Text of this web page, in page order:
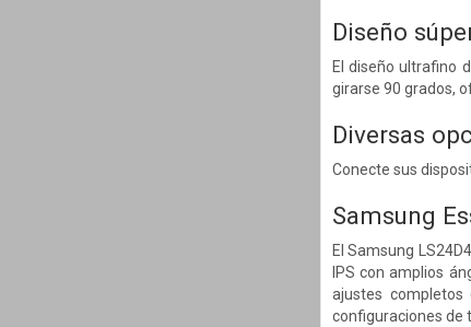
Diseño
El diseño ultrafino
girarse 90 grados,
Diversas
Conecte sus
Samsung
El Samsung
IPS con amplios
ajustes
configuraciones de